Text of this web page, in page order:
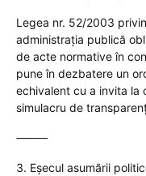
Legea nr. 52/2003
administrația publică
de acte normative în
pune în dezbatere un
echivalent cu a invita la
simulacru de
⸻
3. Eșecul asumării